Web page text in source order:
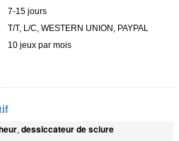
7-15 jours
T/T, L/C, WESTERN UNION, PAYPAL
10 jeux par mois
, dessiccateur de sciure